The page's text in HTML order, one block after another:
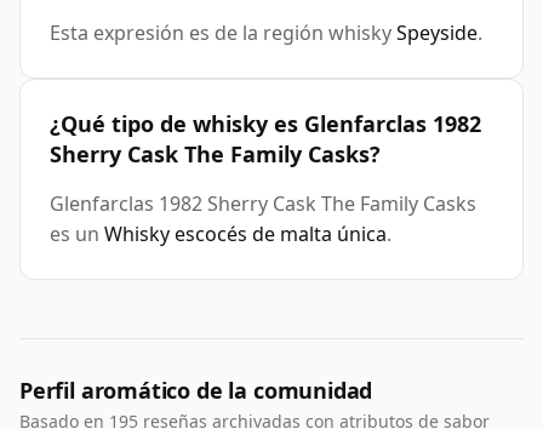
Esta expresión es de la región whiskySpeyside.
¿Qué tipo de whisky es Glenfarclas 1982
Sherry Cask The Family Casks?
Glenfarclas 1982 Sherry Cask The Family Casks
es un Whisky escocés de malta única.
Perfil aromático de la comunidad
Basado en 195 reseñas archivadas con atributos de sabor